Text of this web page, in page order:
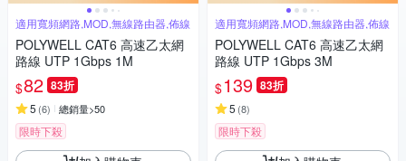
適用寬頻網路,MOD,無線路由器,佈線
POLYWELL CAT6 高速乙太網
路線 UTP 1Gbps 1M
$82 83折
5 (6) 總銷量>50
限時下殺
適用寬頻網路,MOD,無線路由器,佈線
POLYWELL CAT6 高速乙太網
路線 UTP 1Gbps 3M
$139 83折
5 (8)
限時下殺